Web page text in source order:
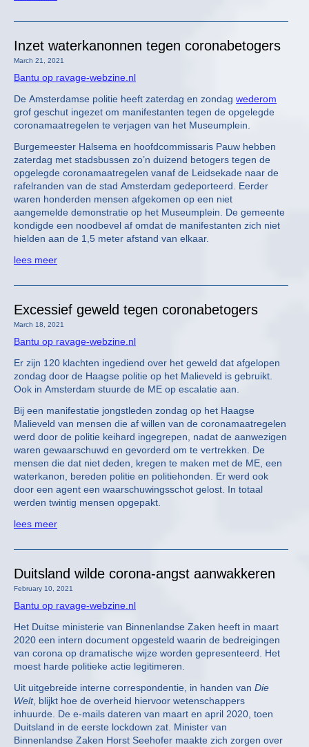
Inzet waterkanonnen tegen coronabetogers
March 21, 2021
Bantu op ravage-webzine.nl
De Amsterdamse politie heeft zaterdag en zondag wederom
grof geschut ingezet om manifestanten tegen de opgelegde
coronamaatregelen te verjagen van het Museumplein.
Burgemeester Halsema en hoofdcommissaris Pauw hebben
zaterdag met stadsbussen zo’n duizend betogers tegen de
opgelegde coronamaatregelen vanaf de Leidsekade naar de
rafelranden van de stad Amsterdam gedeporteerd. Eerder
waren honderden mensen afgekomen op een niet
aangemelde demonstratie op het Museumplein. De gemeente
kondigde een noodbevel af omdat de manifestanten zich niet
hielden aan de 1,5 meter afstand van elkaar.
lees meer
Excessief geweld tegen coronabetogers
March 18, 2021
Bantu op ravage-webzine.nl
Er zijn 120 klachten ingediend over het geweld dat afgelopen
zondag door de Haagse politie op het Malieveld is gebruikt.
Ook in Amsterdam stuurde de ME op escalatie aan.
Bij een manifestatie jongstleden zondag op het Haagse
Malieveld van mensen die af willen van de coronamaatregelen
werd door de politie keihard ingegrepen, nadat de aanwezigen
waren gewaarschuwd en gevorderd om te vertrekken. De
mensen die dat niet deden, kregen te maken met de ME, een
waterkanon, bereden politie en politiehonden. Er werd ook
door een agent een waarschuwingsschot gelost. In totaal
werden twintig mensen opgepakt.
lees meer
Duitsland wilde corona-angst aanwakkeren
February 10, 2021
Bantu op ravage-webzine.nl
Het Duitse ministerie van Binnenlandse Zaken heeft in maart
2020 een intern document opgesteld waarin de bedreigingen
van corona op dramatische wijze worden gepresenteerd. Het
moest harde politieke actie legitimeren.
Uit uitgebreide interne correspondentie, in handen van Die
Welt, blijkt hoe de overheid hiervoor wetenschappers
inhuurde. De e-mails dateren van maart en april 2020, toen
Duitsland in de eerste lockdown zat. Minister van
Binnenlandse Zaken Horst Seehofer maakte zich zorgen over